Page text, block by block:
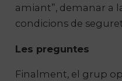
amiant”, demanar a
condicions de
Les preguntes
Finalment, el grup